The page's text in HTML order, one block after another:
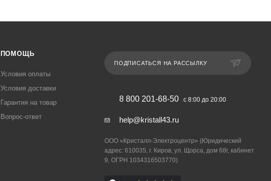
ПОМОЩЬ
Условия оплаты
Условия доставки
Гарантия на товар
Вопрос-ответ
ПОДПИСАТЬСЯ НА РАССЫЛКУ
8 800 201-68-50 с 8:00 до 20:00
help@kristall43.ru
ООО «Кристалл-Электроцентр» (Юридический
адрес: 610035, г. Киров, ул. Щорса, дом 68г, кабинет
9, ОГРН 1034316503770)